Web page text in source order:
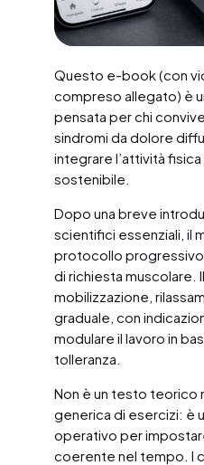
Questo e-book (con
compreso allegato) è
pensata per chi
sindromi da dolore
integrare l’attività
sostenibile.
Dopo una breve
scientifici essenziali, il
protocollo
di richiesta muscolare.
mobilizzazione,
graduale, con
modulare il lavoro in
tolleranza.
Non è un testo teorico
generica di esercizi: è
operativo per
coerente nel tempo. I